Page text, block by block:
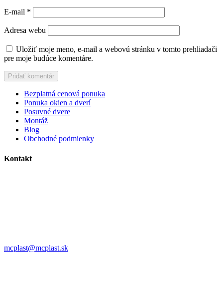
E-mail *
Adresa webu
Uložiť moje meno, e-mail a webovú stránku v tomto prehliadači
pre moje budúce komentáre.
Bezplatná cenová ponuka
Ponuka okien a dverí
Posuvné dvere
Montáž
Blog
Obchodné podmienky
Kontakt
mcplast@mcplast.sk